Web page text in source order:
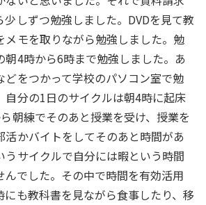
少しずつ勉強しました。DVDを見て教
メモを取りながら勉強しました。勉
朝4時から6時まで勉強しました。あ
どをつかって学校のパソコン室で勉
自分の1日のサイクルは朝4時に起床
朝練でそのあと授業を受け、授業を
活かバイトをしてそのあと時間があ
うサイクルで自分には暇という時間
んでした。その中で時間を有効活用
にも教科書を見ながら食事したり、移